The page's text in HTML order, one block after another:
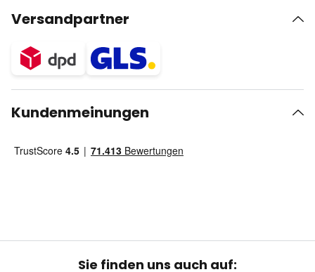
Versandpartner
Kundenmeinungen
Sie finden uns auch auf: